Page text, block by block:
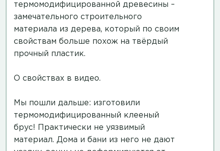
термомодифицированной древесины –
замечательного строительного
материала из дерева, который по своим
свойствам больше похож на твёрдый
прочный пластик.
О свойствах в видео.
Мы пошли дальше: изготовили
термомодифицированный клееный
брус! Практически не уязвимый
материал. Дома и бани из него не дают